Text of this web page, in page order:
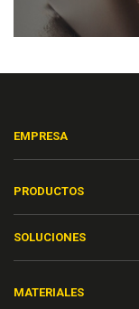
EMPRESA
PRODUCTOS
SOLUCIONES
MATERIALES